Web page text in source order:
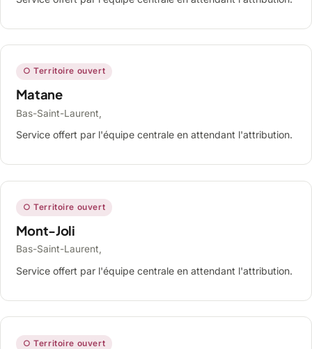
○ Territoire ouvert
Matane
Bas-Saint-Laurent,
Service offert par l'équipe centrale en attendant l'attribution.
○ Territoire ouvert
Mont-Joli
Bas-Saint-Laurent,
Service offert par l'équipe centrale en attendant l'attribution.
○ Territoire ouvert